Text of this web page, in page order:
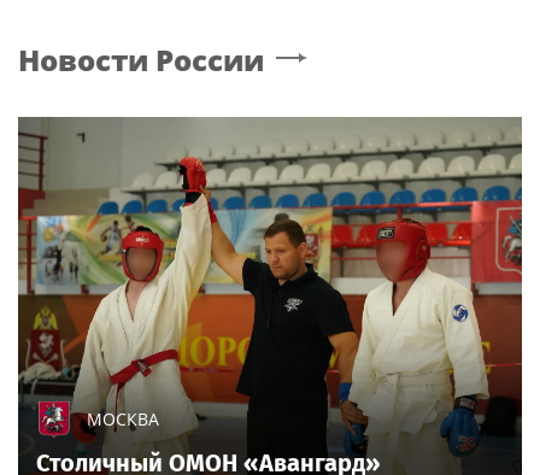
Новости России
МОСКВА
Столичный ОМОН «Авангард»